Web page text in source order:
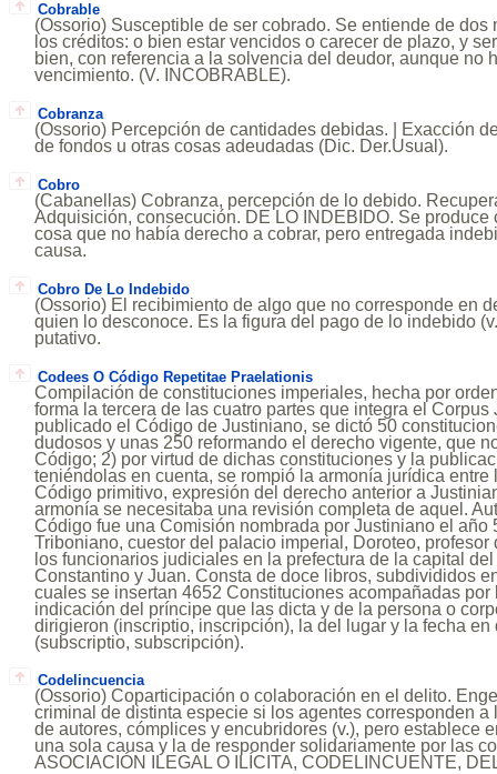
Cobrable
(Ossorio) Susceptible de ser cobrado. Se entiende de dos
los créditos: o bien estar vencidos o carecer de plazo, y
bien, con referencia a la solvencia del deudor, aunque no
vencimiento. (V. INCOBRABLE).
Cobranza
(Ossorio) Percepción de cantidades debidas. | Exacción
de fondos u otras cosas adeudadas (Dic. Der.Usual).
Cobro
(Cabanellas) Cobranza, percepción de lo debido.
Adquisición, consecución. DE LO INDEBIDO. Se
cosa que no había derecho a cobrar, pero entregada
causa.
Cobro De Lo Indebido
(Ossorio) El recibimiento de algo que no corresponde en
quien lo desconoce. Es la figura del pago de lo indebido
putativo.
Codees O Código Repetitae Praelationis
Compilación de constituciones imperiales, hecha por
forma la tercera de las cuatro partes que integra el
publicado el Código de Justiniano, se dictó 50
dudosos y unas 250 reformando el derecho vigente, que
Código; 2) por virtud de dichas constituciones y la
teniéndolas en cuenta, se rompió la armonía jurídica entre
Código primitivo, expresión del derecho anterior a
armonía se necesitaba una revisión completa de aquel.
Código fue una Comisión nombrada por Justiniano el año
Triboniano, cuestor del palacio imperial, Doroteo,
los funcionarios judiciales en la prefectura de la capital
Constantino y Juan. Consta de doce libros, subdivididos
cuales se insertan 4652 Constituciones acompañadas por
indicación del príncipe que las dicta y de la persona o
dirigieron (inscriptio, inscripción), la del lugar y la fecha en
(subscriptio, subscripción).
Codelincuencia
(Ossorio) Coparticipación o colaboración en el delito.
criminal de distinta especie si los agentes corresponden a
de autores, cómplices y encubridores (v.), pero establece
una sola causa y la de responder solidariamente por las
ASOCIACIÓN ILEGAL O ILÍCITA, CODELINCUENTE,